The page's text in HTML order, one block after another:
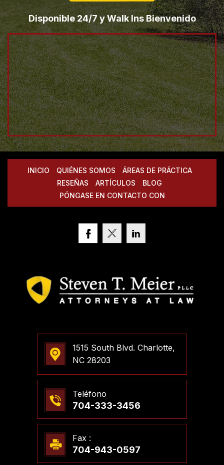
Disponible 24/7 y Walk Ins Bienvenido
INICIO QUIÉNES SOMOS
ÁREAS DE PRÁCTICA
RESEÑAS
ARTÍCULOS
BLOG
PÓNGASE EN CONTACTO CON
1515 South Blvd. Charlotte,
NC 28203
Teléfono
704-333-3456
Fax :
704-943-0597